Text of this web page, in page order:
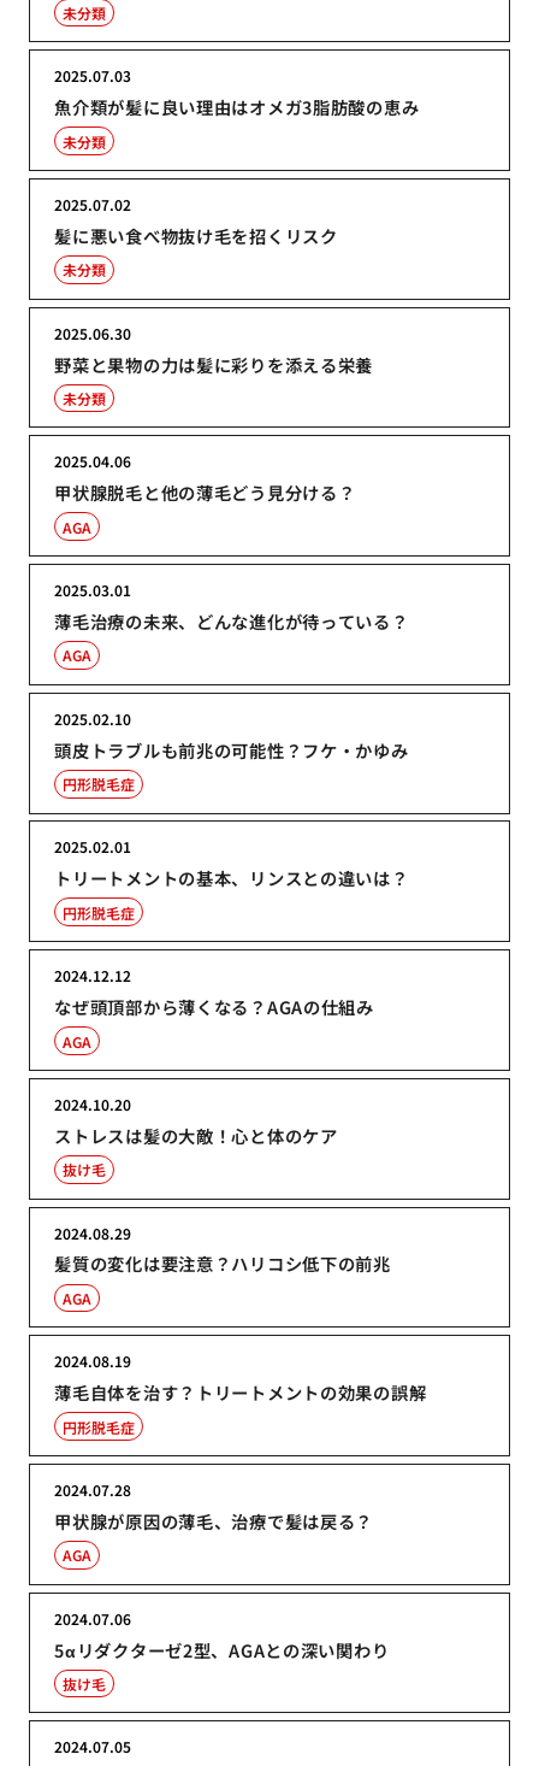
未分類
魚介類が髪に良い理由はオメガ3脂肪酸の恵み
2025.07.03
未分類
髪に悪い食べ物抜け毛を招くリスク
2025.07.02
未分類
野菜と果物の力は髪に彩りを添える栄養
2025.06.30
未分類
甲状腺脱毛と他の薄毛どう見分ける？
2025.04.06
AGA
薄毛治療の未来、どんな進化が待っている？
2025.03.01
AGA
頭皮トラブルも前兆の可能性？フケ・かゆみ
2025.02.10
円形脱毛症
トリートメントの基本、リンスとの違いは？
2025.02.01
円形脱毛症
なぜ頭頂部から薄くなる？AGAの仕組み
2024.12.12
AGA
ストレスは髪の大敵！心と体のケア
2024.10.20
抜け毛
髪質の変化は要注意？ハリコシ低下の前兆
2024.08.29
AGA
薄毛自体を治す？トリートメントの効果の誤解
2024.08.19
円形脱毛症
甲状腺が原因の薄毛、治療で髪は戻る？
2024.07.28
AGA
5αリダクターゼ2型、AGAとの深い関わり
2024.07.06
抜け毛
2024.07.05